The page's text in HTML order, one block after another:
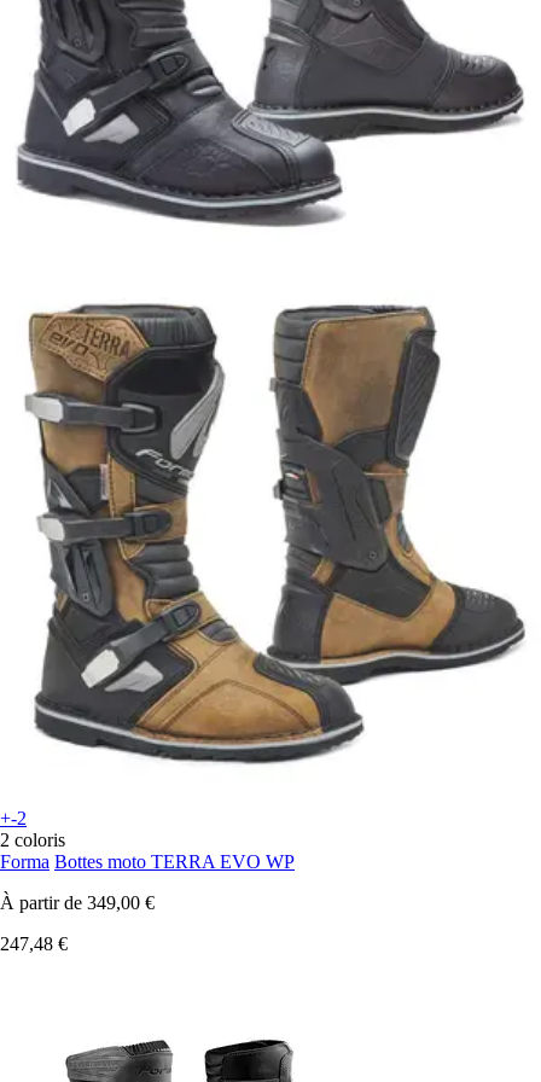
+-2
2 coloris
Forma Bottes moto TERRA EVO WP
À partir de 349,00 €
247,48 €